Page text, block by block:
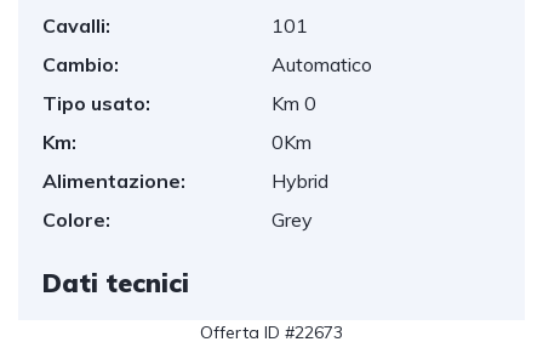
Cavalli:
101
Cambio:
Automatico
Tipo usato:
Km 0
Km:
0Km
Alimentazione:
Hybrid
Colore:
Grey
Dati tecnici
Offerta ID #22673